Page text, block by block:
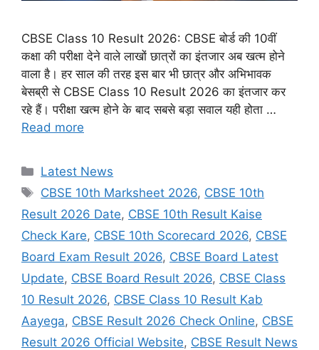
CBSE Class 10 Result 2026: CBSE बोर्ड की 10वीं
कक्षा की परीक्षा देने वाले लाखों छात्रों का इंतजार अब खत्म होने
वाला है। हर साल की तरह इस बार भी छात्र और अभिभावक
बेसब्री से CBSE Class 10 Result 2026 का इंतजार कर
रहे हैं। परीक्षा खत्म होने के बाद सबसे बड़ा सवाल यही होता …
Read more
Categories
Latest News
Tags
CBSE 10th Marksheet 2026, CBSE 10th
Result 2026 Date, CBSE 10th Result Kaise
Check Kare, CBSE 10th Scorecard 2026, CBSE
Board Exam Result 2026, CBSE Board Latest
Update, CBSE Board Result 2026, CBSE Class
10 Result 2026, CBSE Class 10 Result Kab
Aayega, CBSE Result 2026 Check Online, CBSE
Result 2026 Official Website, CBSE Result News